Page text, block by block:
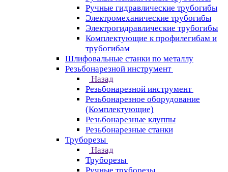
Ручные гидравлические трубогибы
Электромеханические трубогибы
Электрогидравлические трубогибы
Комплектующие к профилегибам и
трубогибам
Шлифовальные станки по металлу
Резьбонарезной инструмент
Назад
Резьбонарезной инструмент
Резьбонарезное оборудование
(Комплектующие)
Резьбонарезные клуппы
Резьбонарезные станки
Труборезы
Назад
Труборезы